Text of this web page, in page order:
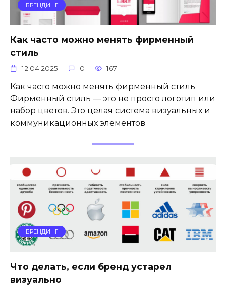
БРЕНДИНГ
Как часто можно менять фирменный
стиль
12.04.2025 0 167
Как часто можно менять фирменный стиль
Фирменный стиль — это не просто логотип или
набор цветов. Это целая система визуальных и
коммуникационных элементов
БРЕНДИНГ
Что делать, если бренд устарел
визуально